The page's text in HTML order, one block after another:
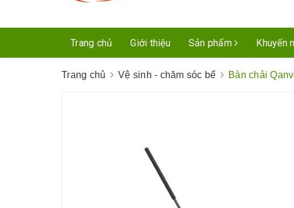
Trang chủ Giới thiệu Sản phẩm Khuyến
Trang chủ Vệ sinh - chăm sóc bể Bàn chải